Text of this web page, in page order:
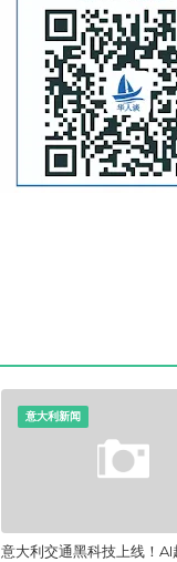
意大利新闻
意大利交通黑科技上线！AI